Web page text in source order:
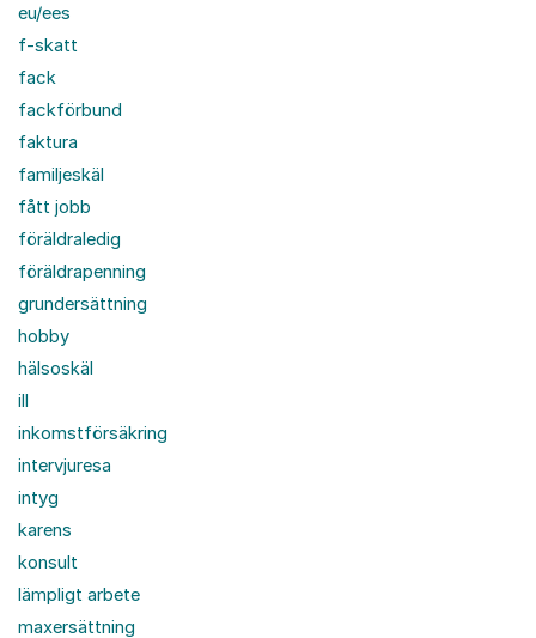
eu/ees
f-skatt
fack
fackförbund
faktura
familjeskäl
fått jobb
föräldraledig
föräldrapenning
grundersättning
hobby
hälsoskäl
ill
inkomstförsäkring
intervjuresa
intyg
karens
konsult
lämpligt arbete
maxersättning